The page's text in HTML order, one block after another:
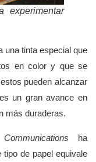
experimentar
una tinta especial que
en color y que se
pueden alcanzar
un gran avance en
más duraderas.
ha
de papel equivale